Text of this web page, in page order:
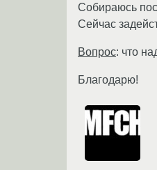
Собираюсь
Сейчас
Вопрос: что
Благодарю!